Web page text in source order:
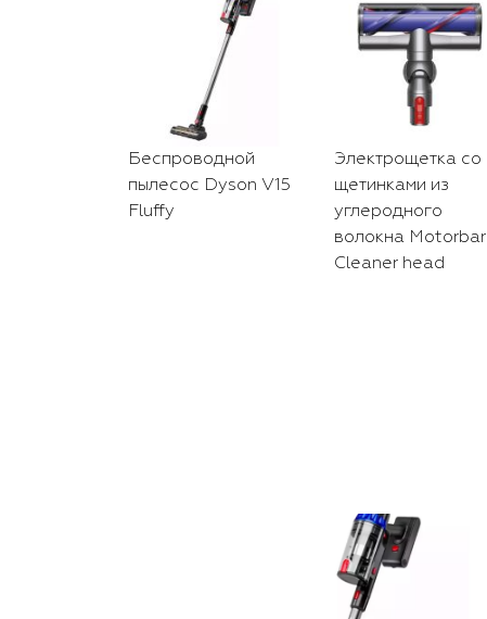
Беспроводной
пылесос Dyson V15
Fluffy
Электрощетка со
щетинками из
углеродного
волокна Motorbar
Cleaner head